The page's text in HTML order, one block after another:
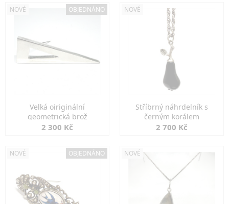
NOVÉ OBJEDNÁNO
Velká oiriginální
geometrická brož
2 300 Kč
NOVÉ
Stříbrný náhrdelník s
černým korálem
2 700 Kč
NOVÉ OBJEDNÁNO NOVÉ